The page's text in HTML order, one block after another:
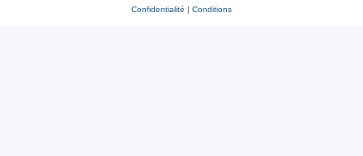
Confidentialité | Conditions